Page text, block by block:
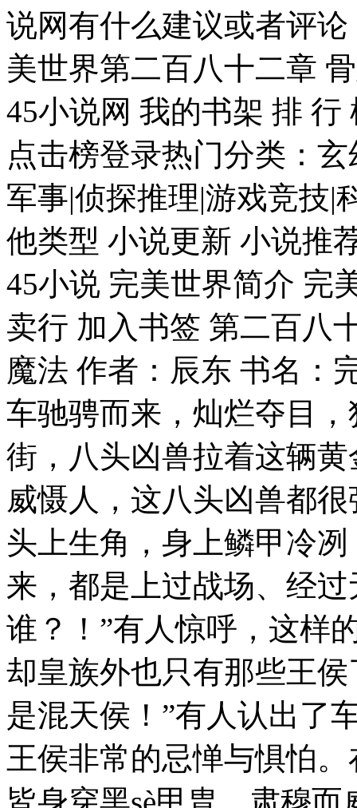
说网有什么建议或者评
美世界第二百八十二章
45小说网 我的书架 排
点击榜登录热门分类：
军事|侦探推理|游戏竞技|
他类型 小说更新 小说推
45小说 完美世界简介 完
卖行 加入书签 第二百八
魔法 作者：辰东 书名：
车驰骋而来，灿烂夺目
街，八头凶兽拉着这辆
威慑人，这八头凶兽都
头上生角，身上鳞甲冷
来，都是上过战场、经
谁？！”有人惊呼，这样
却皇族外也只有那些王
是混天侯！”有人认出了
王侯非常的忌惮与惧怕
皆身穿黑sè甲胄，肃穆